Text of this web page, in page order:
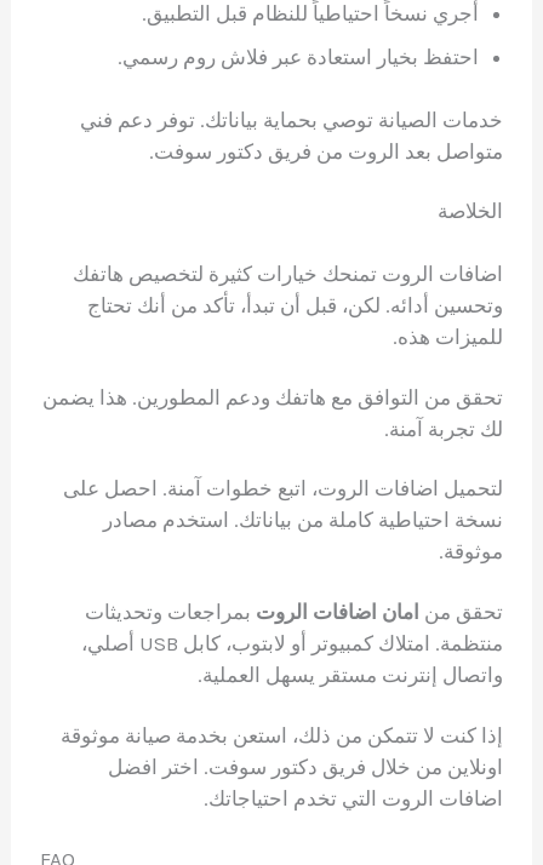
أجري نسخاً احتياطياً للنظام قبل التطبيق.
احتفظ بخيار استعادة عبر فلاش روم رسمي.
خدمات الصيانة توصي بحماية بياناتك. توفر دعم فني
متواصل بعد الروت من فريق دكتور سوفت.
الخلاصة
اضافات الروت تمنحك خيارات كثيرة لتخصيص هاتفك
وتحسين أدائه. لكن، قبل أن تبدأ، تأكد من أنك تحتاج
للميزات هذه.
تحقق من التوافق مع هاتفك ودعم المطورين. هذا يضمن
لك تجربة آمنة.
لتحميل اضافات الروت، اتبع خطوات آمنة. احصل على
نسخة احتياطية كاملة من بياناتك. استخدم مصادر
موثوقة.
تحقق من امان اضافات الروت بمراجعات وتحديثات
منتظمة. امتلاك كمبيوتر أو لابتوب، كابل USB أصلي،
واتصال إنترنت مستقر يسهل العملية.
إذا كنت لا تتمكن من ذلك، استعن بخدمة صيانة موثوقة
اونلاين من خلال فريق دكتور سوفت. اختر افضل
اضافات الروت التي تخدم احتياجاتك.
FAQ